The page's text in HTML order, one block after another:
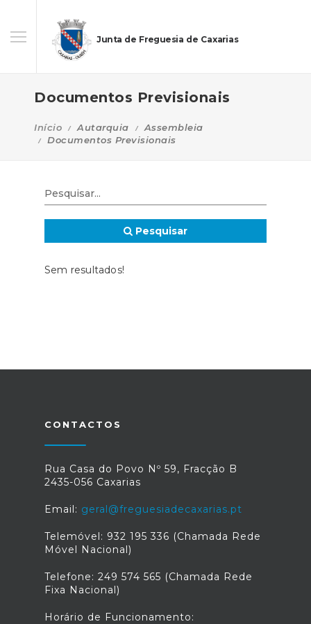
Junta de Freguesia de Caxarias
Documentos Previsionais
Início Autarquia
Assembleia
Documentos Previsionais
Pesquisar
Sem resultados!
CONTACTOS
Rua Casa do Povo Nº 59, Fracção B
2435-056 Caxarias
Email: geral@freguesiadecaxarias.pt
Telemóvel: 932 195 336 (Chamada Rede
Móvel Nacional)
Telefone: 249 574 565 (Chamada Rede
Fixa Nacional)
Horário de Funcionamento: